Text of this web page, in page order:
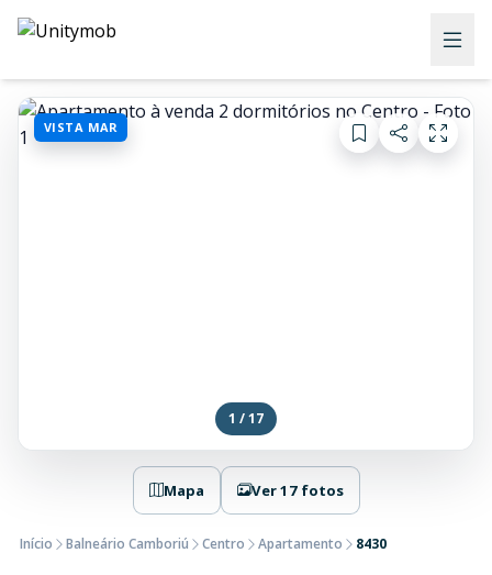
VISTA MAR
1 / 17
Mapa Ver 17 fotos
Início Balneário Camboriú Centro Apartamento 8430